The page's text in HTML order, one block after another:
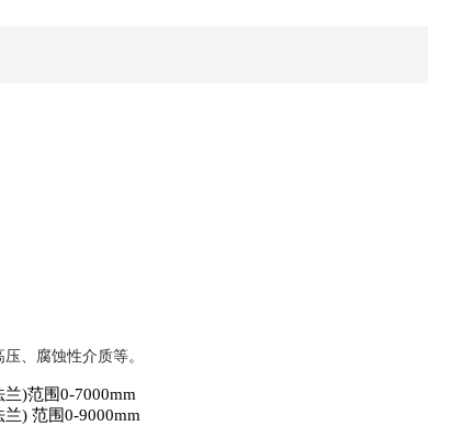
、腐蚀性介质等。
兰)范围0-7000mm
兰) 范围0-9000mm